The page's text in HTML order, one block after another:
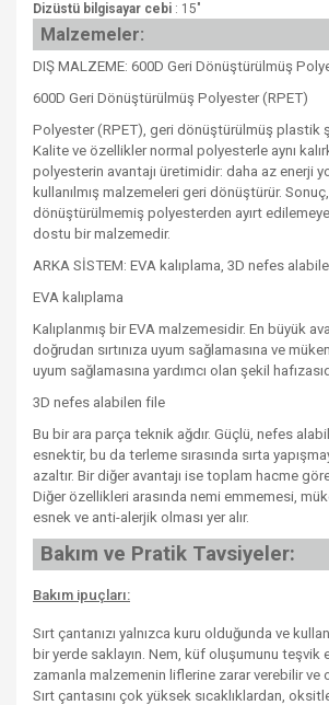
Dizüstü bilgisayar cebi :
Malzemeler:
DIŞ MALZEME: 600D Geri Dönüştürülmüş
600D Geri Dönüştürülmüş Polyester (RPET)
Polyester (RPET), geri dönüştürülmüş plastik
Kalite ve özellikler normal polyesterle aynı
polyesterin avantajı üretimidir: daha az enerji
kullanılmış malzemeleri geri dönüştürür.
dönüştürülmemiş polyesterden ayırt
dostu bir malzemedir.
ARKA SİSTEM: EVA kalıplama, 3D nefes
EVA kalıplama
Kalıplanmış bir EVA malzemesidir. En büyük
doğrudan sırtınıza uyum sağlamasına ve
uyum sağlamasına yardımcı olan şekil
3D nefes alabilen file
Bu bir ara parça teknik ağdır. Güçlü, nefes
esnektir, bu da terleme sırasında sırta
azaltır. Bir diğer avantajı ise toplam hacme göre
Diğer özellikleri arasında nemi emmemesi,
esnek ve anti-alerjik olması yer alır.
Bakım ve Pratik Tavsiyeler:
Bakım ipuçları:
Sırt çantanızı yalnızca kuru olduğunda ve
bir yerde saklayın. Nem, küf oluşumunu teşvik
zamanla malzemenin liflerine zarar verebilir ve
Sırt çantasını çok yüksek sıcaklıklardan,